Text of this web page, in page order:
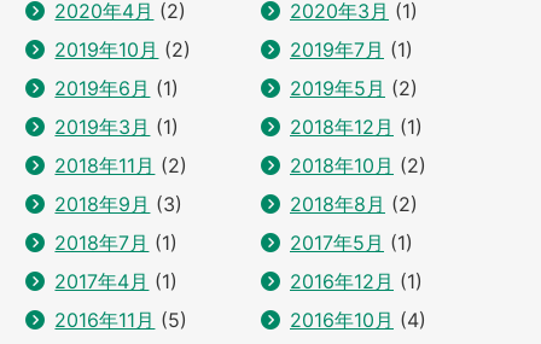
2020年4月 (2) 2020年3月 (1)
2019年10月 (2) 2019年7月 (1)
2019年6月 (1) 2019年5月 (2)
2019年3月 (1) 2018年12月 (1)
2018年11月 (2) 2018年10月 (2)
2018年9月 (3) 2018年8月 (2)
2018年7月 (1) 2017年5月 (1)
2017年4月 (1) 2016年12月 (1)
2016年11月 (5) 2016年10月 (4)